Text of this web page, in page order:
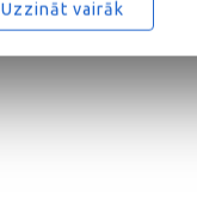
Uzzināt vairāk